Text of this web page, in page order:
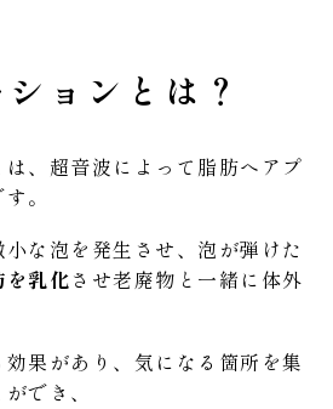
ョンとは？
、超音波によって脂肪へアプ
。
な泡を発生させ、泡が弾けた
を乳化させ老廃物と一緒に体外
効果があり、気になる箇所を集
でき、